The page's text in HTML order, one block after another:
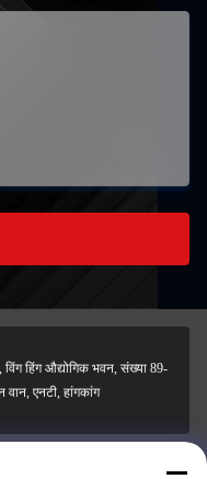
विंग हिंग औद्योगिक भवन, संख्या 89-
वान, एनटी, हांगकांग